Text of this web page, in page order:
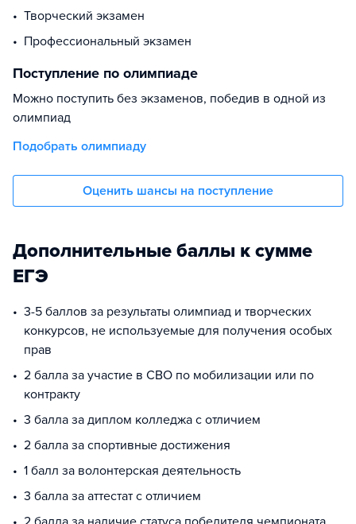
Творческий экзамен
Профессиональный экзамен
Поступление по олимпиаде
Можно поступить без экзаменов, победив в одной из
олимпиад
Подобрать олимпиаду
Оценить шансы на поступление
Дополнительные баллы к сумме
ЕГЭ
3-5 баллов за результаты олимпиад и творческих
конкурсов, не используемые для получения особых
прав
2 балла за участие в СВО по мобилизации или по
контракту
3 балла за диплом колледжа с отличием
2 балла за спортивные достижения
1 балл за волонтерская деятельность
3 балла за аттестат с отличием